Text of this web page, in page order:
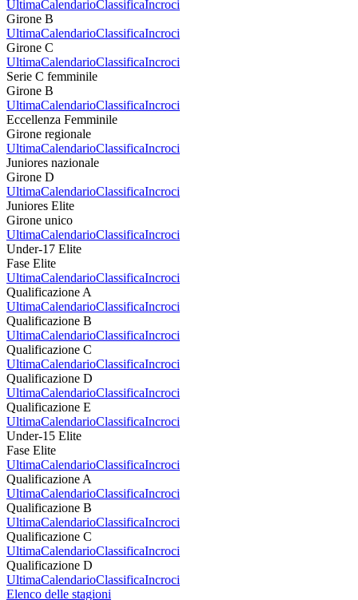
UltimaCalendarioClassificaIncroci
Girone B
UltimaCalendarioClassificaIncroci
Girone C
UltimaCalendarioClassificaIncroci
Serie C femminile
Girone B
UltimaCalendarioClassificaIncroci
Eccellenza Femminile
Girone regionale
UltimaCalendarioClassificaIncroci
Juniores nazionale
Girone D
UltimaCalendarioClassificaIncroci
Juniores Elite
Girone unico
UltimaCalendarioClassificaIncroci
Under-17 Elite
Fase Elite
UltimaCalendarioClassificaIncroci
Qualificazione A
UltimaCalendarioClassificaIncroci
Qualificazione B
UltimaCalendarioClassificaIncroci
Qualificazione C
UltimaCalendarioClassificaIncroci
Qualificazione D
UltimaCalendarioClassificaIncroci
Qualificazione E
UltimaCalendarioClassificaIncroci
Under-15 Elite
Fase Elite
UltimaCalendarioClassificaIncroci
Qualificazione A
UltimaCalendarioClassificaIncroci
Qualificazione B
UltimaCalendarioClassificaIncroci
Qualificazione C
UltimaCalendarioClassificaIncroci
Qualificazione D
UltimaCalendarioClassificaIncroci
Elenco delle stagioni